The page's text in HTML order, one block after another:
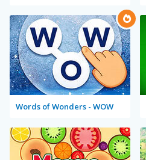
Words of Wonders - WOW